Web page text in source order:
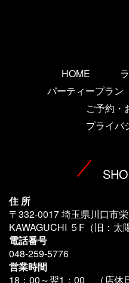
HOME
パーティープラン
ご予約・
プライバ
住 所
〒332-0017 埼玉県川口市
KAWAGUCHI ５F（旧：太
電話番号
048-259-5776
営業時間
18：00～翌1 ：00 （店休